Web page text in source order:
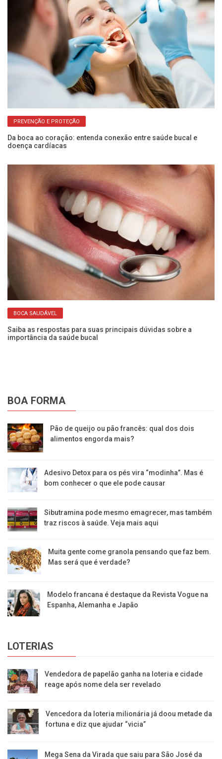
PREVENÇÃO E PROTEÇÃO
Da boca ao coração: entenda conexão entre saúde bucal e
doença cardíacas
BOCA SAUDÁVEL
Saiba as respostas para suas principais dúvidas sobre a
importância da saúde bucal
BOA FORMA
Pão de queijo ou pão francês: qual dos dois
alimentos engorda mais?
Adesivo Detox para os pés vira “modinha”. Mas é
bom conhecer o que ele pode causar
Sibutramina pode mesmo emagrecer, mas também
traz riscos à saúde. Veja mais aqui
Muita gente come granola pensando que faz bem.
Mas será que é verdade?
Modelo francana é destaque da Revista Vogue na
Espanha, Alemanha e Japão
LOTERIAS
Vendedora de papelão ganha na loteria e cidade
reage após nome dela ser revelado
Vencedora da loteria milionária já doou metade da
fortuna e diz que ajudar “vicia”
Mega Sena da Virada que saiu para São José da